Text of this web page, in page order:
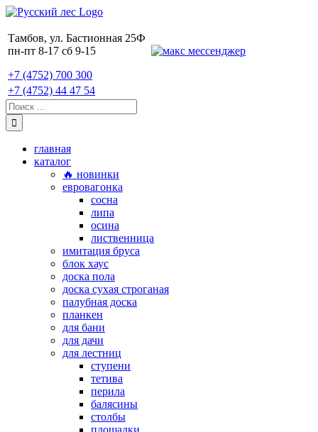
Skip
content
Тамбов, ул. Бастионная 25Ф
пн-пт 8-17 сб 9-15
+7 (4752) 700 300
+7 (4752) 44 47 54
Поиск:
главная
каталог
🔥 новинки
евровагонка
сосна
липа
осина
лиственница
имитация бруса
блок хаус
доска пола
доска сухая строганая
палубная доска
планкен
для бани
для дачи
для лестниц
ступени
тетива
перила
балясины
столбы
площадки